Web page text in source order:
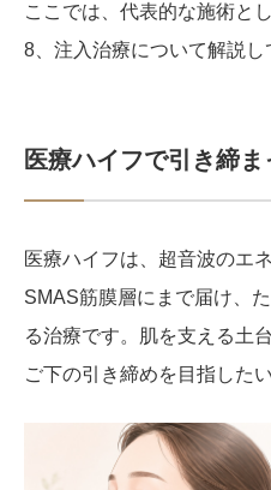
ここでは、代表的な施術と
8、注入治療について解説し
医療ハイフで引き締
医療ハイフは、超音波のエ
SMAS筋膜層にまで届け、
る治療です。肌を支える土
ご下の引き締めを目指した